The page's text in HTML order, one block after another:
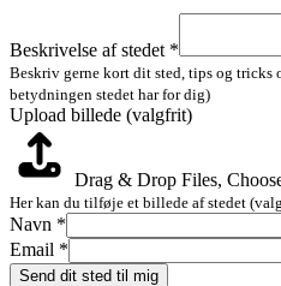
af
Navn
Beskrivelse af stedet *
Beskriv gerne kort dit sted, tips og tricks
betydningen stedet har for dig)
Upload billede (valgfrit)
Drag & Drop Files,
Her kan du tilføje et billede af stedet
Navn *
Email *
Send dit sted til mig